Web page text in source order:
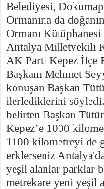
Belediyesi,
Ormanına da
Ormanı
Antalya Milletvekili
AK Parti Kepez İlçe
Başkanı Mehmet
konuşan Başkan
ilerlediklerini söyledi.
belirten Başkan
Kepez’e 1000
1100 kilometreyi de
erklerseniz
yeşil alanlar parklar
metrekare yeni yeşil